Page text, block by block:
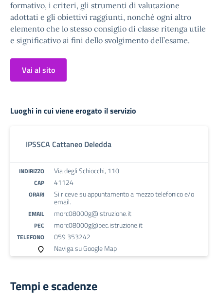
formativo, i criteri, gli strumenti di valutazione
adottati e gli obiettivi raggiunti, nonché ogni altro
elemento che lo stesso consiglio di classe ritenga utile
e significativo ai fini dello svolgimento dell’esame.
Vai al sito
Luoghi in cui viene erogato il servizio
IPSSCA Cattaneo Deledda
INDIRIZZO Via degli Schiocchi, 110
CAP 41124
ORARI Si riceve su appuntamento a mezzo telefonico e/o
email.
EMAIL morc08000g@istruzione.it
PEC morc08000g@pec.istruzione.it
TELEFONO
059 353242
Naviga su Google Map
Tempi e scadenze